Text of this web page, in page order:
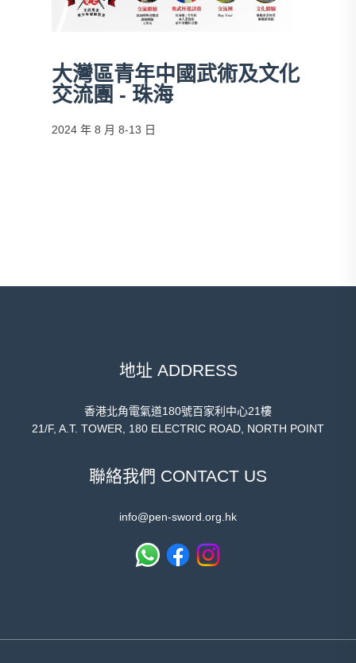
大灣區青年中國武術及文化
交流團 - 珠海
2024 年 8 月 8-13 日
地址 ADDRESS
香港北角電氣道180號百家利中心21樓
21/F, A.T. TOWER, 180 ELECTRIC ROAD, NORTH POINT
聯絡我們 CONTACT US
info@pen-sword.org.hk